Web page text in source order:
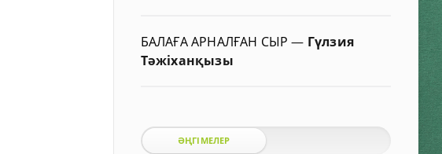
БАЛАҒА АРНАЛҒАН СЫР— Гүлзия
Тәжіханқызы
ӘҢГІМЕЛЕР